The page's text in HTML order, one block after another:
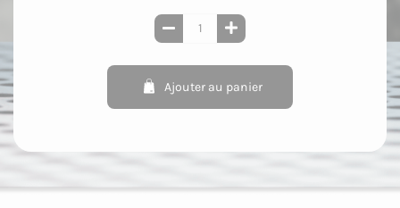
Ajouter au panier